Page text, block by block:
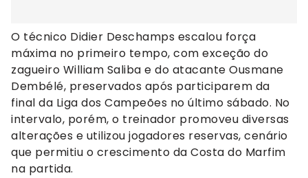
O técnico Didier Deschamps escalou força
máxima no primeiro tempo, com exceção do
zagueiro William Saliba e do atacante Ousmane
Dembélé, preservados após participarem da
final da Liga dos Campeões no último sábado. No
intervalo, porém, o treinador promoveu diversas
alterações e utilizou jogadores reservas, cenário
que permitiu o crescimento da Costa do Marfim
na partida.